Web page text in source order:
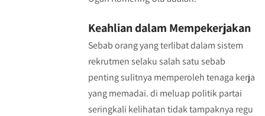
Keahlian dalam Mempekerjakan
Sebab orang yang terlibat dalam sistem
rekrutmen selaku salah satu sebab
penting sulitnya memperoleh tenaga kerja
yang memadai. di meluap politik partai
seringkali kelihatan tidak tampaknya regu